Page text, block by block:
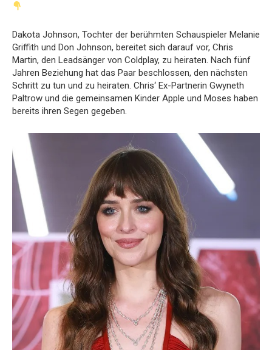
Dakota Johnson, Tochter der berühmten Schauspieler Melanie
Griffith und Don Johnson, bereitet sich darauf vor, Chris
Martin, den Leadsänger von Coldplay, zu heiraten. Nach fünf
Jahren Beziehung hat das Paar beschlossen, den nächsten
Schritt zu tun und zu heiraten. Chris‘ Ex-Partnerin Gwyneth
Paltrow und die gemeinsamen Kinder Apple und Moses haben
bereits ihren Segen gegeben.